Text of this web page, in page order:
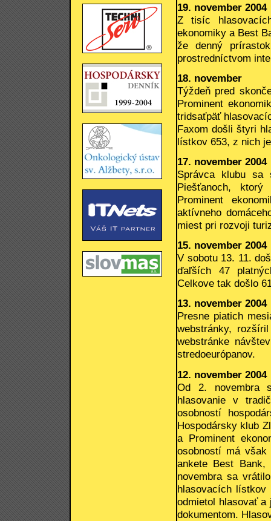
19. november 2004
Z tisíc
ekonomiky a Best
že denný
prostredníctvom
18. november
Týždeň pred
Prominent
tridsaťpäť
Faxom došli štyri
lístkov 653, z nich
17. november 2004
Správca klubu sa
Piešťanoch,
Prominent
aktívneho
miest pri rozvoji
15. november 2004
V sobotu 13. 11.
ďaľších 47
Celkove tak došlo
13. november 2004
Presne piatich
webstránky,
webstránke
stredoeurópanov.
12. november 2004
Od 2. novembra
hlasovanie v
osobností
Hospodársky klub
a Prominent
osobností má
ankete Best
novembra sa
hlasovacích lístkov
odmietol hlasovať
dokumentom.